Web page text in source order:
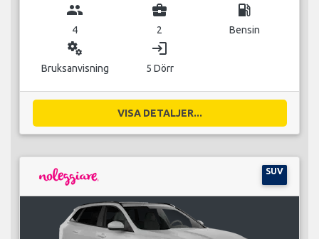
group
4
business_center
2
local_gas_station
Bensin
miscellaneous_services
Bruksanvisning
login
5 Dörr
VISA DETALJER...
SUV